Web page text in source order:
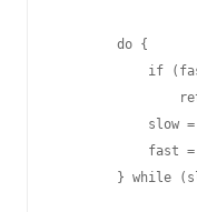
        do {
if
slow
fast
} while